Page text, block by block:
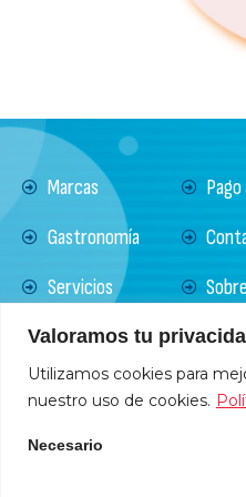
Valoramos tu
Utilizamos cookies para
nuestro uso de cookies.
Necesario
Marcas
Gastronomía
Servicios
Noticias